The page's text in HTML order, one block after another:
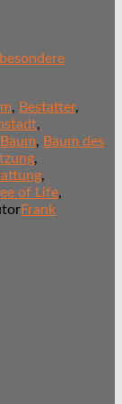
, Bestatter,
,
Baum, Baum des
,
,
of Life,
Frank